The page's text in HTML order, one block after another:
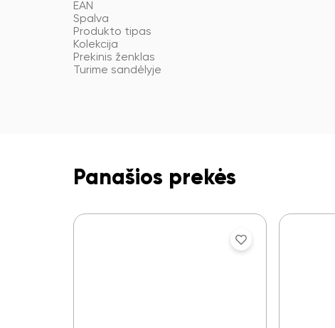
EAN
Spalva
Produkto tipas
Kolekcija
Prekinis ženklas
Turime sandėlyje
Panašios prekės